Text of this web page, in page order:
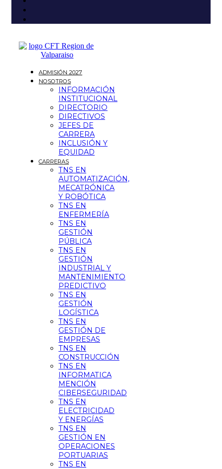
ADMISIÓN 2027
NOSOTROS
INFORMACIÓN
INSTITUCIONAL
DIRECTORIO
DIRECTIVOS
JEFES DE
CARRERA
INCLUSIÓN Y
EQUIDAD
CARRERAS
TNS EN
AUTOMATIZACIÓN,
MECATRÓNICA
Y ROBÓTICA
TNS EN
ENFERMERÍA
TNS EN
GESTIÓN
PÚBLICA
TNS EN
GESTIÓN
INDUSTRIAL Y
MANTENIMIENTO
PREDICTIVO
TNS EN
GESTIÓN
LOGÍSTICA
TNS EN
GESTIÓN DE
EMPRESAS
TNS EN
CONSTRUCCIÓN
TNS EN
INFORMATICA
MENCIÓN
CIBERSEGURIDAD
TNS EN
ELECTRICIDAD
Y ENERGÍAS
TNS EN
GESTIÓN EN
OPERACIONES
PORTUARIAS
TNS EN